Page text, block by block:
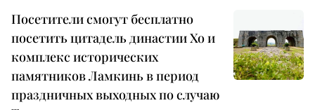
Посетители смогут бесплатно
посетить цитадель династии Хо и
комплекс исторических
памятников Ламкинь в период
праздничных выходных по случаю